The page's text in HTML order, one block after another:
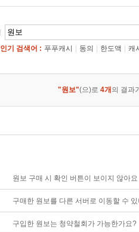
인기 검색어 : 푸푸캐시 동의 한도액 캐시
"원보"(으)로 4개 의 결과
원보 구매 시 확인 버튼이 보이지 않아요
구매한 원보를 다른 서버로 이동할 수
구입한 원보는 청약철회가 가능한가요?